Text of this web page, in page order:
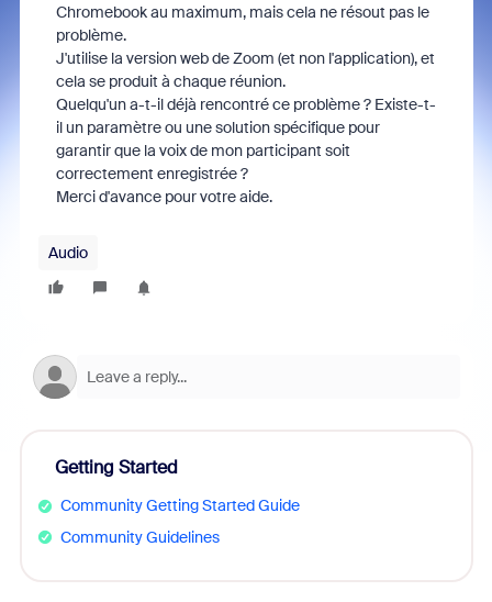
Chromebook au maximum, mais cela ne résout pas le
problème.
J'utilise la version web de Zoom (et non l'application), et
cela se produit à chaque réunion.
Quelqu'un a-t-il déjà rencontré ce problème ? Existe-t-
il un paramètre ou une solution spécifique pour
garantir que la voix de mon participant soit
correctement enregistrée ?
Merci d'avance pour votre aide.
Audio
Getting Started
Community Getting Started Guide
Community Guidelines